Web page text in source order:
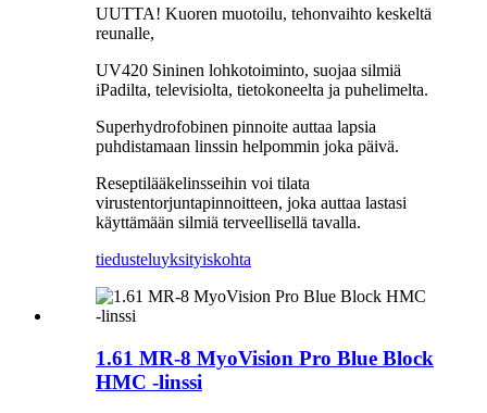
UUTTA! Kuoren muotoilu, tehonvaihto keskeltä
reunalle,
UV420 Sininen lohkotoiminto, suojaa silmiä
iPadilta, televisiolta, tietokoneelta ja puhelimelta.
Superhydrofobinen pinnoite auttaa lapsia
puhdistamaan linssin helpommin joka päivä.
Reseptilääkelinsseihin voi tilata
virustentorjuntapinnoitteen, joka auttaa lastasi
käyttämään silmiä terveellisellä tavalla.
tiedusteluyksityiskohta
1.61 MR-8 MyoVision Pro Blue Block
HMC -linssi